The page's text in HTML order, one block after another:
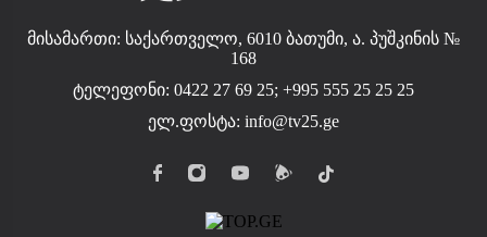
მისამართი: საქართველო, 6010 ბათუმი, ა. პუშკინის №
168
ტელეფონი: 0422 27 69 25; +995 555 25 25 25
ელ.ფოსტა: info@tv25.ge